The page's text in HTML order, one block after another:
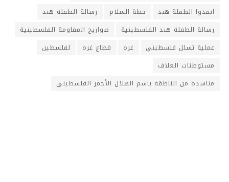
انقذوا الطفلة هند
خطة السلام
رسالة الطفلة هند
رسالة الطفلة هند الفلسطينية
صواريخ المقاومة الفلسطينية
عملية تسلل فلسطيني
غزة قطاع غزة
لفلسطين
مستوطنات الغلاف
مناشدة من الناطقة باسم الهلال الأحمر الفلسطيني